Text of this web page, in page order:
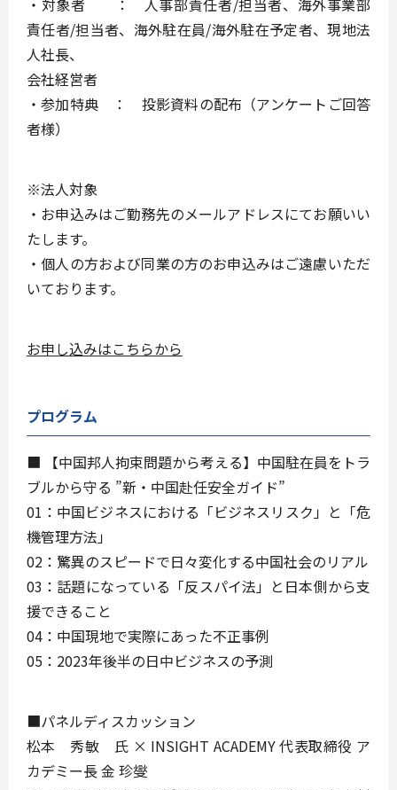
・対象者 ： 人事部責任者/担当者、海外事業部
責任者/担当者、海外駐在員/海外駐在予定者、現地法
人社長、
会社経営者
・参加特典 ： 投影資料の配布（アンケートご回答
者様）
※法人対象
・お申込みはご勤務先のメールアドレスにてお願いい
たします。
・個人の方および同業の方のお申込みはご遠慮いただ
いております。
お申し込みはこちらから
プログラム
■ 【中国邦人拘束問題から考える】中国駐在員をトラ
ブルから守る ”新・中国赴任安全ガイド”
01：中国ビジネスにおける「ビジネスリスク」と「危
機管理方法」
02：驚異のスピードで日々変化する中国社会のリアル
03：話題になっている「反スパイ法」と日本側から支
援できること
04：中国現地で実際にあった不正事例
05：2023年後半の日中ビジネスの予測
■パネルディスカッション
松本 秀敏 氏 × INSIGHT ACADEMY 代表取締役 ア
カデミー⻑ ⾦ 珍燮